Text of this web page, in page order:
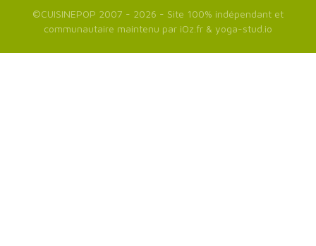
©CUISINEPOP 2007 - 2026 - Site 100% indépendant et
communautaire maintenu par iOz.fr & yoga-stud.io